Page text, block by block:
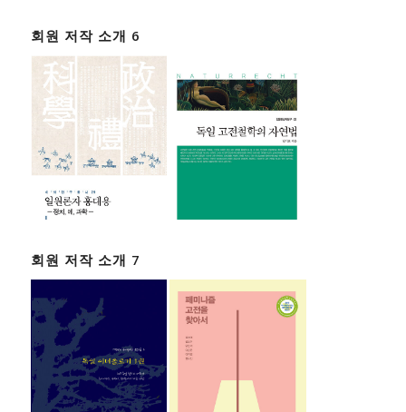
회원 저작 소개 6
회원 저작 소개 7